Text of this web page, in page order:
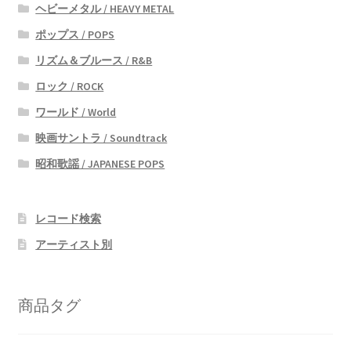
ヘビーメタル / HEAVY METAL
ポップス / POPS
リズム＆ブルース / R&B
ロック / ROCK
ワールド / World
映画サントラ / Soundtrack
昭和歌謡 / JAPANESE POPS
レコード検索
アーティスト別
商品タグ